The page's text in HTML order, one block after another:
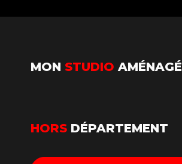
MON STUDIO AMÉNAGÉ
HORS DÉPARTEMENT